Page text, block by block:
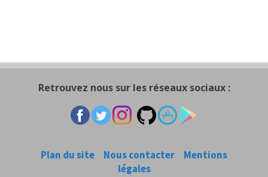
Retrouvez nous sur les réseaux sociaux :
Plan du site Nous contacter
Mentions
légales